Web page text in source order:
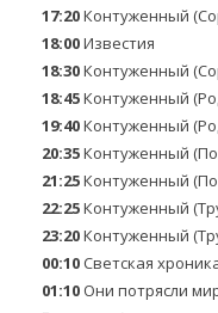
17:20Контуженный
18:00Известия
18:30Контуженный
18:45Контуженный
19:40Контуженный
20:35Контуженный
21:25Контуженный
22:25Контуженный
23:20Контуженный
00:10Светская
01:10 Они потрясли